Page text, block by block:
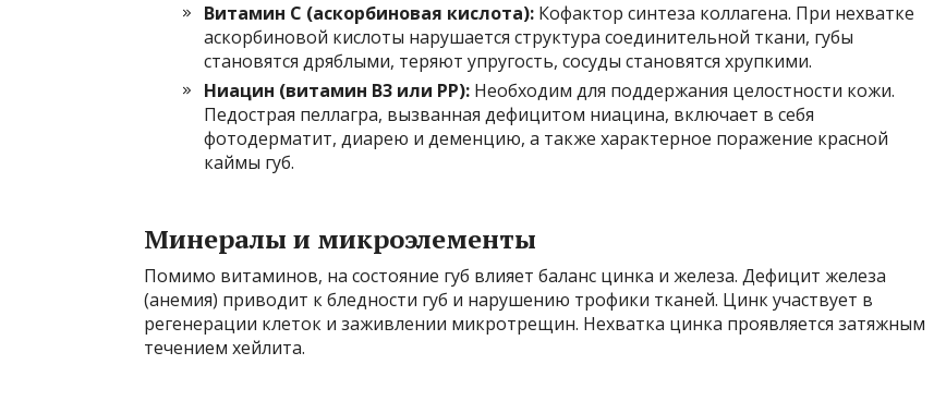
Витамин C (аскорбиновая кислота): Кофактор синтеза коллагена. При нехватке
аскорбиновой кислоты нарушается структура соединительной ткани, губы
становятся дряблыми, теряют упругость, сосуды становятся хрупкими.
Ниацин (витамин B3 или PP): Необходим для поддержания целостности кожи.
Педострая пеллагра, вызванная дефицитом ниацина, включает в себя
фотодерматит, диарею и деменцию, а также характерное поражение красной
каймы губ.
Минералы и микроэлементы
Помимо витаминов, на состояние губ влияет баланс цинка и железа. Дефицит железа
(анемия) приводит к бледности губ и нарушению трофики тканей. Цинк участвует в
регенерации клеток и заживлении микротрещин. Нехватка цинка проявляется затяжным
течением хейлита.